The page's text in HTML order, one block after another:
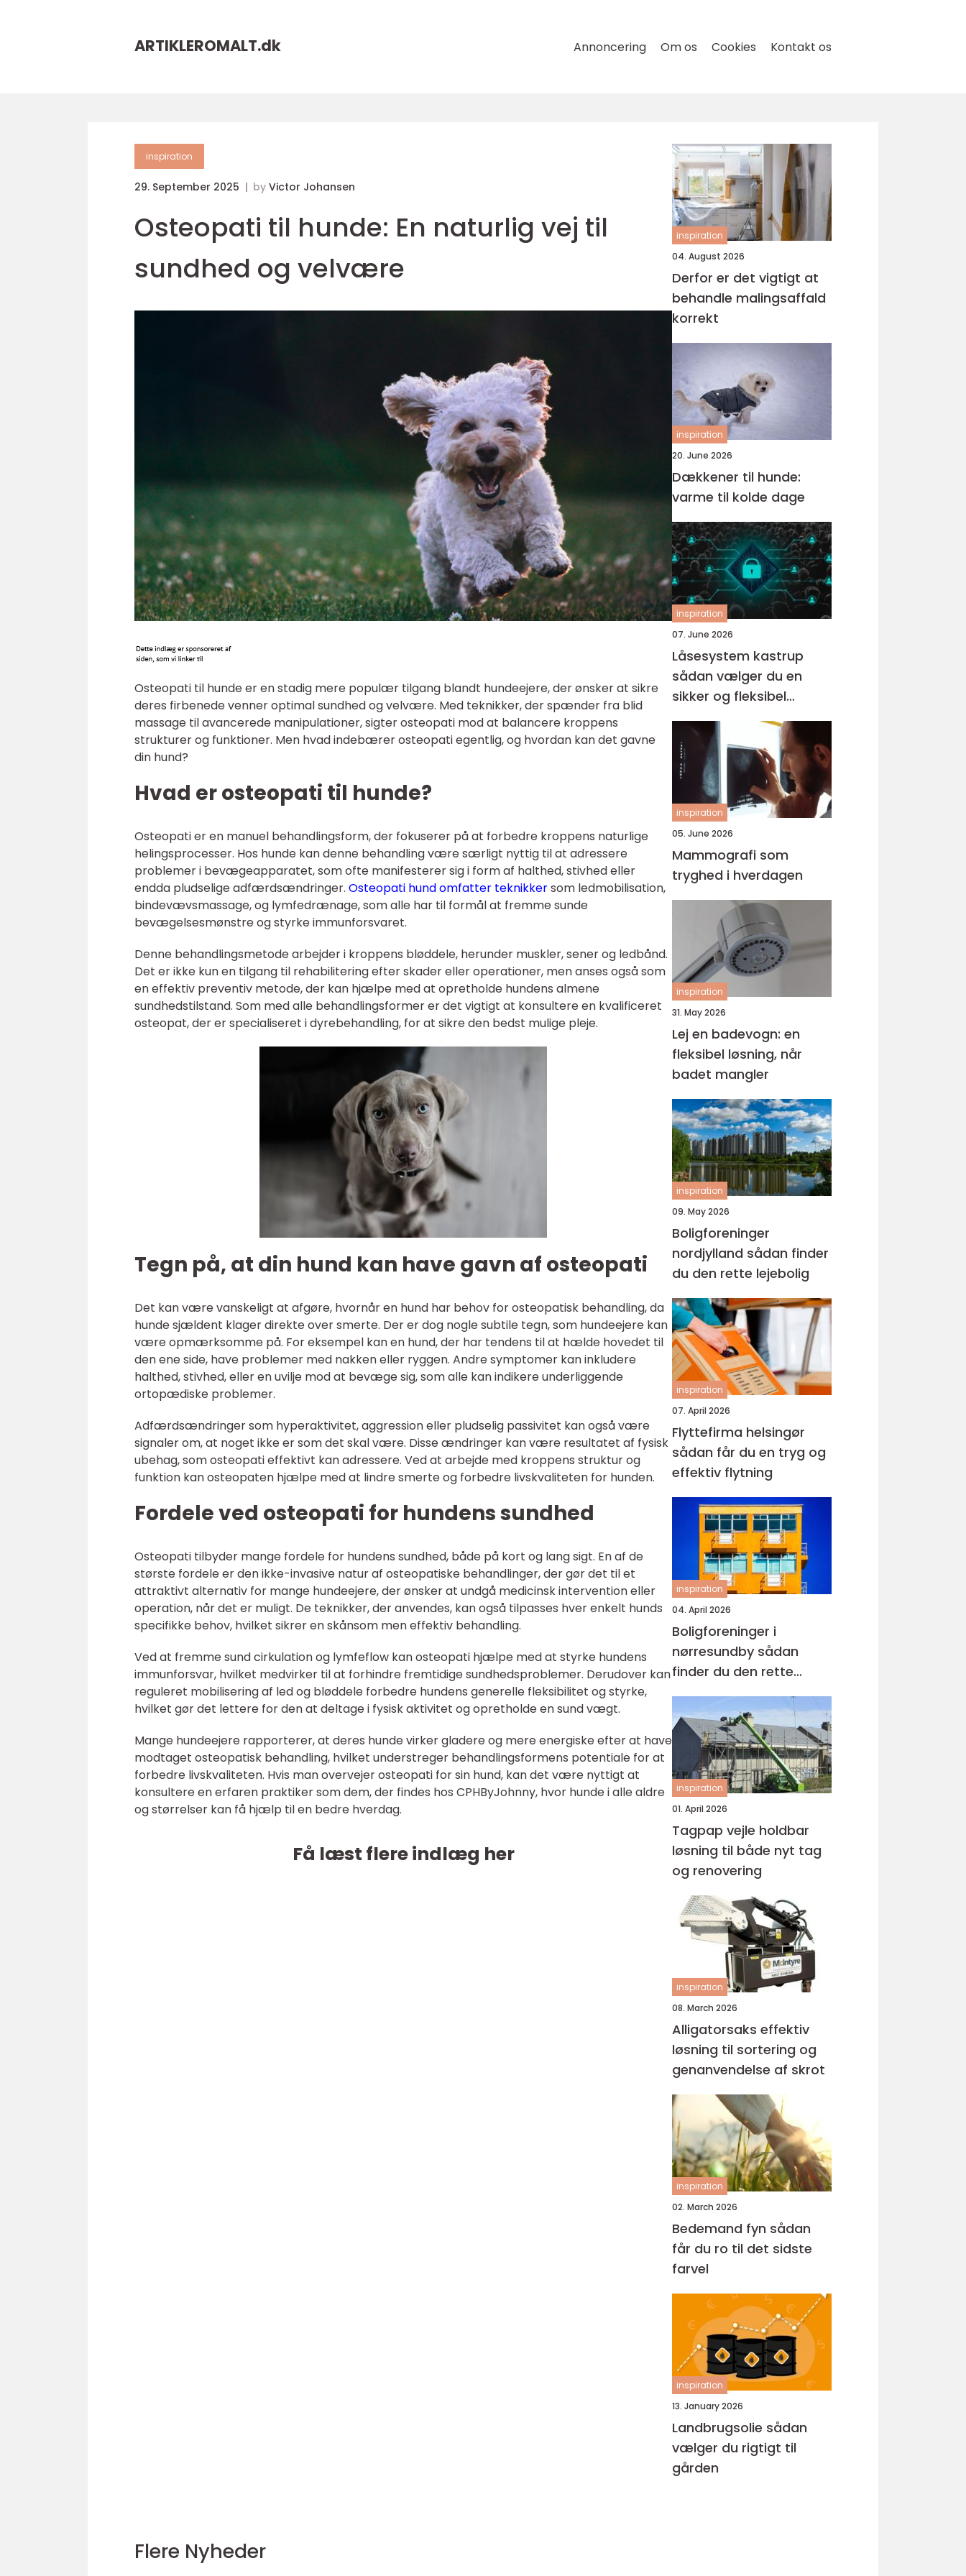
ARTIKLEROMALT.dk Annoncering Om os Cookies Kontakt os
inspiration
29. September 2025 by Victor Johansen
Osteopati til hunde: En naturlig vej til
sundhed og velvære
Osteopati til hunde er en stadig mere populær tilgang blandt hundeejere, der ønsker at sikre
deres firbenede venner optimal sundhed og velvære. Med teknikker, der spænder fra blid
massage til avancerede manipulationer, sigter osteopati mod at balancere kroppens
strukturer og funktioner. Men hvad indebærer osteopati egentlig, og hvordan kan det gavne
din hund?
Hvad er osteopati til hunde?
Osteopati er en manuel behandlingsform, der fokuserer på at forbedre kroppens naturlige
helingsprocesser. Hos hunde kan denne behandling være særligt nyttig til at adressere
problemer i bevægeapparatet, som ofte manifesterer sig i form af halthed, stivhed eller
endda pludselige adfærdsændringer. Osteopati hund omfatter teknikkersom ledmobilisation,
bindevævsmassage, og lymfedrænage, som alle har til formål at fremme sunde
bevægelsesmønstre og styrke immunforsvaret.
Denne behandlingsmetode arbejder i kroppens bløddele, herunder muskler, sener og ledbånd.
Det er ikke kun en tilgang til rehabilitering efter skader eller operationer, men anses også som
en effektiv preventiv metode, der kan hjælpe med at opretholde hundens almene
sundhedstilstand. Som med alle behandlingsformer er det vigtigt at konsultere en kvalificeret
osteopat, der er specialiseret i dyrebehandling, for at sikre den bedst mulige pleje.
Tegn på, at din hund kan have gavn af osteopati
Det kan være vanskeligt at afgøre, hvornår en hund har behov for osteopatisk behandling, da
hunde sjældent klager direkte over smerte. Der er dog nogle subtile tegn, som hundeejere kan
være opmærksomme på. For eksempel kan en hund, der har tendens til at hælde hovedet til
den ene side, have problemer med nakken eller ryggen. Andre symptomer kan inkludere
halthed, stivhed, eller en uvilje mod at bevæge sig, som alle kan indikere underliggende
ortopædiske problemer.
Adfærdsændringer som hyperaktivitet, aggression eller pludselig passivitet kan også være
signaler om, at noget ikke er som det skal være. Disse ændringer kan være resultatet af fysisk
ubehag, som osteopati effektivt kan adressere. Ved at arbejde med kroppens struktur og
funktion kan osteopaten hjælpe med at lindre smerte og forbedre livskvaliteten for hunden.
Fordele ved osteopati for hundens sundhed
Osteopati tilbyder mange fordele for hundens sundhed, både på kort og lang sigt. En af de
største fordele er den ikke-invasive natur af osteopatiske behandlinger, der gør det til et
attraktivt alternativ for mange hundeejere, der ønsker at undgå medicinsk intervention eller
operation, når det er muligt. De teknikker, der anvendes, kan også tilpasses hver enkelt hunds
specifikke behov, hvilket sikrer en skånsom men effektiv behandling.
Ved at fremme sund cirkulation og lymfeflow kan osteopati hjælpe med at styrke hundens
immunforsvar, hvilket medvirker til at forhindre fremtidige sundhedsproblemer. Derudover kan
reguleret mobilisering af led og bløddele forbedre hundens generelle fleksibilitet og styrke,
hvilket gør det lettere for den at deltage i fysisk aktivitet og opretholde en sund vægt.
Mange hundeejere rapporterer, at deres hunde virker gladere og mere energiske efter at have
modtaget osteopatisk behandling, hvilket understreger behandlingsformens potentiale for at
forbedre livskvaliteten. Hvis man overvejer osteopati for sin hund, kan det være nyttigt at
konsultere en erfaren praktiker som dem, der findes hos CPHByJohnny, hvor hunde i alle aldre
og størrelser kan få hjælp til en bedre hverdag.
Få læst flere indlæg her
inspiration
04. August 2026
Derfor er det vigtigt at
behandle malingsaffald
korrekt
inspiration
20. June 2026
Dækkener til hunde:
varme til kolde dage
inspiration
07. June 2026
Låsesystem kastrup
sådan vælger du en
sikker og fleksibel
løsning
inspiration
05. June 2026
Mammografi som
tryghed i hverdagen
inspiration
31. May 2026
Lej en badevogn: en
fleksibel løsning, når
badet mangler
inspiration
09. May 2026
Boligforeninger
nordjylland sådan finder
du den rette lejebolig
inspiration
07. April 2026
Flyttefirma helsingør
sådan får du en tryg og
effektiv flytning
inspiration
04. April 2026
Boligforeninger i
nørresundby sådan
finder du den rette
lejebolig
inspiration
01. April 2026
Tagpap vejle holdbar
løsning til både nyt tag
og renovering
inspiration
08. March 2026
Alligatorsaks effektiv
løsning til sortering og
genanvendelse af skrot
inspiration
02. March 2026
Bedemand fyn sådan
får du ro til det sidste
farvel
inspiration
13. January 2026
Landbrugsolie sådan
vælger du rigtigt til
gården
Flere Nyheder